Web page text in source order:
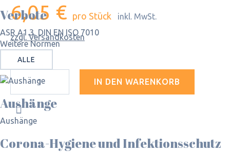
Verbote
ASR A1.3, DIN EN ISO 7010
Weitere Normen
ALLE
Aushänge
Aushänge
Corona-Hygiene und Infektionsschutz
6,05 € pro Stück inkl. MwSt.
zzgl. Versandkosten
IN DEN WARENKORB